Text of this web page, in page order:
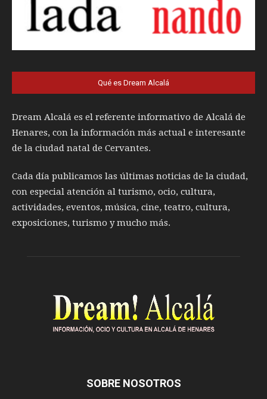
Qué es Dream Alcalá
Dream Alcalá es el referente informativo de Alcalá de
Henares, con la información más actual e interesante
de la ciudad natal de Cervantes.
Cada día publicamos las últimas noticias de la ciudad,
con especial atención al turismo, ocio, cultura,
actividades, eventos, música, cine, teatro, cultura,
exposiciones, turismo y mucho más.
SOBRE NOSOTROS